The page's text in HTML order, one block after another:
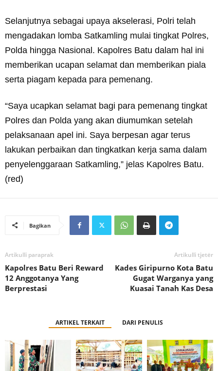
Selanjutnya sebagai upaya akselerasi, Polri telah
mengadakan lomba Satkamling mulai tingkat Polres,
Polda hingga Nasional. Kapolres Batu dalam hal ini
memberikan ucapan selamat dan memberikan piala
serta piagam kepada para pemenang.
“Saya ucapkan selamat bagi para pemenang tingkat
Polres dan Polda yang akan diumumkan setelah
pelaksanaan apel ini. Saya berpesan agar terus
lakukan perbaikan dan tingkatkan kerja sama dalam
penyelenggaraan Satkamling,” jelas Kapolres Batu.
(red)
Bagikan
Artikulli paraprak
Kapolres Batu Beri Reward
12 Anggotanya Yang
Berprestasi
Artikulli tjetër
Kades Giripurno Kota Batu
Gugat Warganya yang
Kuasai Tanah Kas Desa
ARTIKEL TERKAIT DARI PENULIS